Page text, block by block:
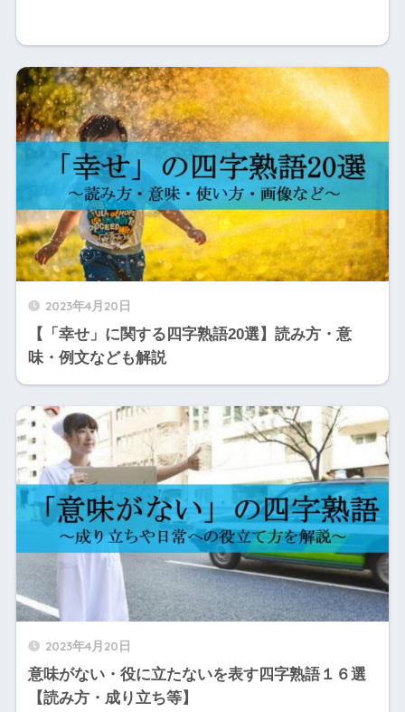
2023年4月20日
【「幸せ」に関する四字熟語20選】読み方・意
味・例文なども解説
2023年4月20日
意味がない・役に立たないを表す四字熟語１６選
【読み方・成り立ち等】